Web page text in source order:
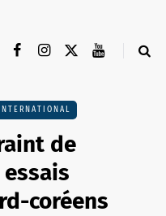
INTERNATIONAL
de
coréens